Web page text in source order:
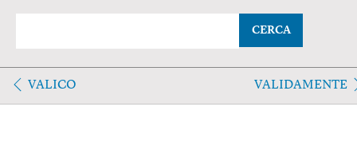
CERCA
VALICO VALIDAMENTE